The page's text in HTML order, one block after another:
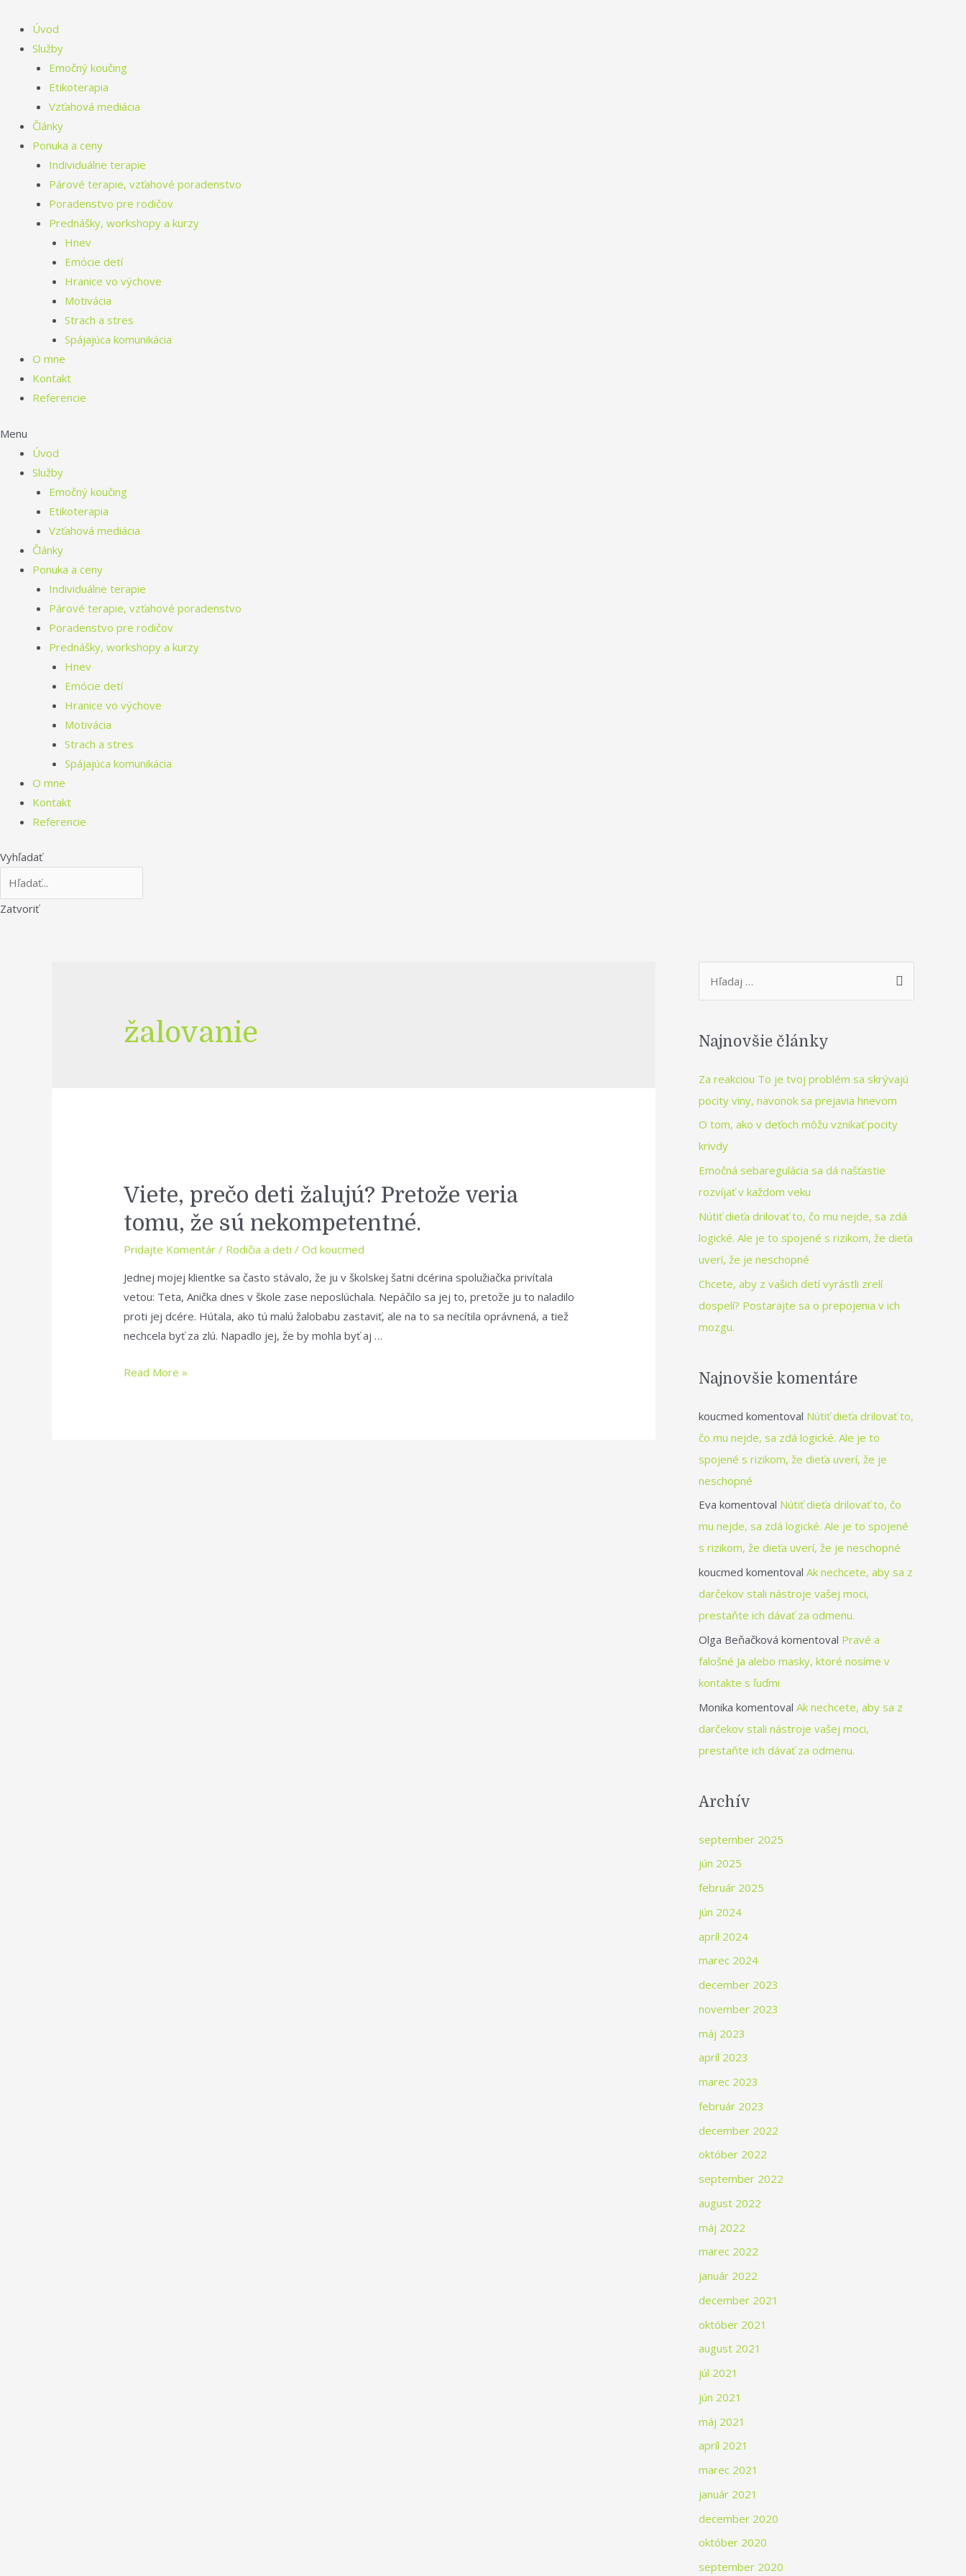
obsah
Úvod
Služby
Emočný koučing
Etikoterapia
Vzťahová mediácia
Články
Ponuka a ceny
Individuálne terapie
Párové terapie, vzťahové poradenstvo
Poradenstvo pre rodičov
Prednášky, workshopy a kurzy
Hnev
Emócie detí
Hranice vo výchove
Motivácia
Strach a stres
Spájajúca komunikácia
O mne
Kontakt
Referencie
Menu
Úvod
Služby
Emočný koučing
Etikoterapia
Vzťahová mediácia
Články
Ponuka a ceny
Individuálne terapie
Párové terapie, vzťahové poradenstvo
Poradenstvo pre rodičov
Prednášky, workshopy a kurzy
Hnev
Emócie detí
Hranice vo výchove
Motivácia
Strach a stres
Spájajúca komunikácia
O mne
Kontakt
Referencie
Vyhľadať
Zatvoriť
žalovanie
Viete, prečo deti žalujú? Pretože veria
tomu, že sú nekompetentné.
Pridajte Komentár / Rodičia a deti / Od koucmed
Jednej mojej klientke sa často stávalo, že ju v školskej šatni dcérina spolužiačka privítala
vetou: Teta, Anička dnes v škole zase neposlúchala. Nepáčilo sa jej to, pretože ju to naladilo
proti jej dcére. Hútala, ako tú malú žalobabu zastaviť, ale na to sa necítila oprávnená, a tiež
nechcela byť za zlú. Napadlo jej, že by mohla byť aj …
Viete,
Read More »
r
h
f
o
r
:
Najnovšie články
Za reakciou To je tvoj problém sa skrývajú
pocity viny, navonok sa prejavia hnevom
O tom, ako v deťoch môžu vznikať pocity
krivdy
Emočná sebaregulácia sa dá našťastie
rozvíjať v každom veku
Nútiť dieťa drilovať to, čo mu nejde, sa zdá
logické. Ale je to spojené s rizikom, že dieťa
uverí, že je neschopné
Chcete, aby z vašich detí vyrástli zrelí
dospelí? Postarajte sa o prepojenia v ich
mozgu.
Najnovšie komentáre
koucmed komentoval Nútiť dieťa drilovať to,
čo mu nejde, sa zdá logické. Ale je to
spojené s rizikom, že dieťa uverí, že je
neschopné
Eva komentoval Nútiť dieťa drilovať to, čo
mu nejde, sa zdá logické. Ale je to spojené
s rizikom, že dieťa uverí, že je neschopné
koucmed komentoval Ak nechcete, aby sa z
darčekov stali nástroje vašej moci,
prestaňte ich dávať za odmenu.
Olga Beňačková komentoval Pravé a
falošné Ja alebo masky, ktoré nosíme v
kontakte s ľuďmi
Monika komentoval Ak nechcete, aby sa z
darčekov stali nástroje vašej moci,
prestaňte ich dávať za odmenu.
Archív
september 2025
jún 2025
február 2025
jún 2024
apríl 2024
marec 2024
december 2023
november 2023
máj 2023
apríl 2023
marec 2023
február 2023
december 2022
október 2022
september 2022
august 2022
máj 2022
marec 2022
január 2022
december 2021
október 2021
august 2021
júl 2021
jún 2021
máj 2021
apríl 2021
marec 2021
január 2021
december 2020
október 2020
september 2020